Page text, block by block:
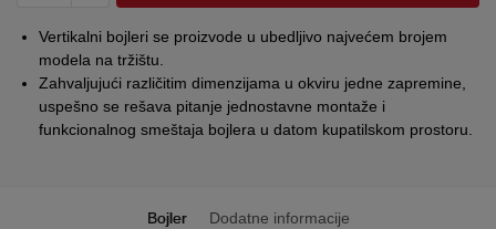
Vertikalni bojleri se proizvode u ubedljivo najvećem brojem
modela na tržištu.
Zahvaljujući različitim dimenzijama u okviru jedne zapremine,
uspešno se rešava pitanje jednostavne montaže i
funkcionalnog smeštaja bojlera u datom kupatilskom prostoru.
Bojler Dodatne informacije